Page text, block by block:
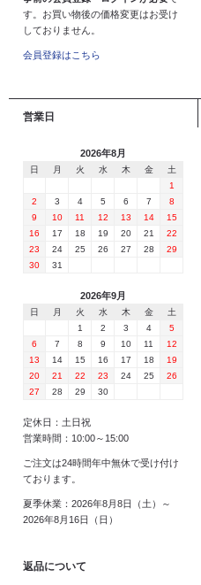
す。お買い物後の価格変更はお受け
しておりません。
会員登録はこちら
営業日
2026年8月
日 月 火 水 木 金
土
1
2
3 4 5 6 7
8
9
10 11 12 13 14
15
16
17 18 19 20 21
22
23
24 25 26 27 28
29
30
31
2026年9月
日 月 火 水 木 金
土
1
2 3 4
5
6
7 8 9 10 11
12
13
14 15 16 17 18
19
20
21 22 23 24 25
26
27
28 29 30
定休日：土日祝
営業時間：10:00～15:00
ご注文は24時間年中無休で受け付け
ております。
夏季休業：2026年8月8日（土）～
2026年8月16日（日）
返品について